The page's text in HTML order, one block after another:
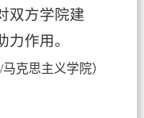
双方学院建
作用。
/马克思主义学院）